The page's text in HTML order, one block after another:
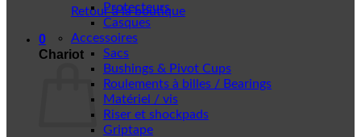
Retour à la boutique
0
Chariot
Protecteurs
Casques
Accessoires
Sacs
Bushings & Pivot Cups
Roulements à billes / Bearings
Matériel / vis
Riser et shockpads
Griptape